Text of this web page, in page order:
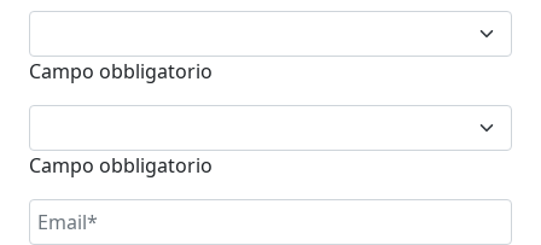
Campo obbligatorio
Campo obbligatorio